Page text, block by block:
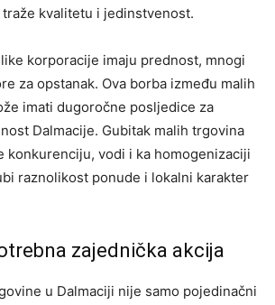
kvalitetu i jedinstvenost.
korporacije imaju prednost, mnogi
za opstanak. Ova borba između malih
imati dugoročne posljedice za
Dalmacije. Gubitak malih trgovina
konkurenciju, vodi i ka homogenizaciji
raznolikost ponude i lokalni karakter
zajednička akcija
u Dalmaciji nije samo pojedinačni